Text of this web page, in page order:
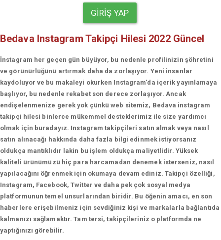
GIRIŞ YAP
Bedava Instagram Takipçi Hilesi 2022 Güncel
İnstagram her geçen gün büyüyor, bu nedenle profilinizin şöhretini
ve görünürlüğünü artırmak daha da zorlaşıyor. Yeni insanlar
kaydoluyor ve bu makaleyi okurken Instagram'da içerik yayınlamaya
başlıyor, bu nedenle rekabet son derece zorlaşıyor. Ancak
endişelenmenize gerek yok çünkü web sitemiz, Bedava instagram
takipçi hilesi binlerce mükemmel desteklerimiz ile size yardımcı
olmak için buradayız. Instagram takipçileri satın almak veya nasıl
satın alınacağı hakkında daha fazla bilgi edinmek istiyorsanız
oldukça mantıklıdır lakin bu işlem oldukça maliyetlidir. Yüksek
kaliteli ürünümüzü hiç para harcamadan denemek isterseniz, nasıl
yapılacağını öğrenmek için okumaya devam ediniz. Takipçi özelliği,
Instagram, Facebook, Twitter ve daha pek çok sosyal medya
platformunun temel unsurlarından biridir. Bu öğenin amacı, en son
haberlere erişebilmeniz için sevdiğiniz kişi ve markalarla bağlantıda
kalmanızı sağlamaktır. Tam tersi, takipçileriniz o platformda ne
yaptığınızı görebilir.